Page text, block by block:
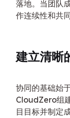
落地。当团队
作连续性和共
建立清晰
协同的基础始
CloudZero组
目目标并制定